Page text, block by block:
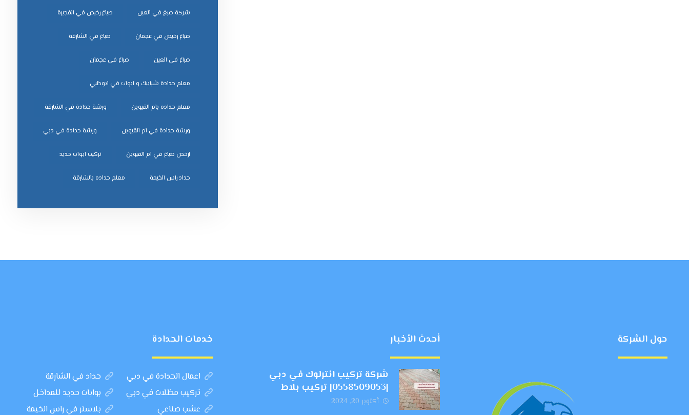
شركة صبغ في العين صباغ رخيص في الفجيرة
صباغ رخيص في عجمان صباغ في الشارقة
صباغ في العين صباغ في عجمان
معلم حدادة شبابيك و ابواب في ابوظبي
معلم حداده بام القيوين ورشة حدادة في الشارقة
ورشة حدادة في ام القيوين ورشة حدادة في دبي
ﺗﺮﻛﻴﺐ اﺑﻮاب ﺣﺪﻳﺪ
ﺣﺪاد راس اﻟﺨﻴﻤﺔ ﻣﻌﻠﻢ ﺣﺪاده ﺑﺎﻟﺸﺎرﻗﺔ
حول الشركة أحدث الأخبار
شركة تركيب انترلوك في دبي
|0558509053| تركيب بلاط
أكتوبر 20, 2024
خدمات الحدادة
اعمال الحدادة في دبي
حداد في الشارقة
تركيب مظلات في دبي
بوابات حديد للمداخل
عشب صناعي
بلاستر في راس الخيمة